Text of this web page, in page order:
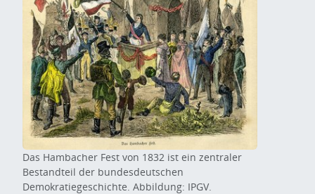
Das Hambacher Fest von 1832 ist ein zentraler
Bestandteil der bundesdeutschen
Demokratiegeschichte. Abbildung: IPGV.